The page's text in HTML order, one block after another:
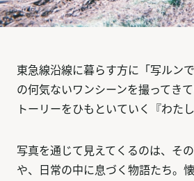
東急線沿線に暮らす方に「写ルン
の何気ないワンシーンを撮ってき
トーリーをひもといていく『わた
写真を通じて見えてくるのは、そ
や、日常の中に息づく物語たち。